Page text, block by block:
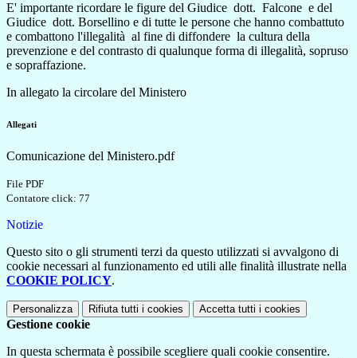
E' importante ricordare le figure del Giudice dott. Falcone e del
Giudice dott. Borsellino e di tutte le persone che hanno combattuto
e combattono l'illegalità al fine di diffondere la cultura della
prevenzione e del contrasto di qualunque forma di illegalità, sopruso
e sopraffazione.
In allegato la circolare del Ministero
Allegati
Comunicazione del Ministero.pdf
File PDF
Contatore click: 77
Notizie
Questo sito o gli strumenti terzi da questo utilizzati si avvalgono di
cookie necessari al funzionamento ed utili alle finalità illustrate nella
COOKIE POLICY.
Personalizza Rifiuta tutti i cookies Accetta tutti i cookies
Gestione cookie
In questa schermata è possibile scegliere quali cookie consentire.